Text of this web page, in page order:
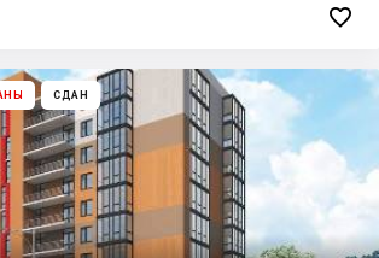

СДАН